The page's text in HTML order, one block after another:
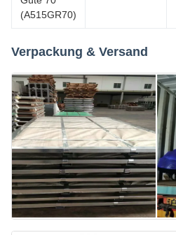
(A515GR70)
Verpackung & Versand